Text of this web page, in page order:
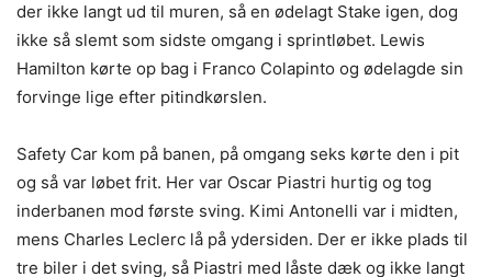
Genstarten på Sao Paulos GP Copyright McLaren Media
der ikke langt ud til muren, så en ødelagt Stake igen, dog
ikke så slemt som sidste omgang i sprintløbet. Lewis
Hamilton kørte op bag i Franco Colapinto og ødelagde sin
forvinge lige efter pitindkørslen.
Safety Car kom på banen, på omgang seks kørte den i pit
og så var løbet frit. Her var Oscar Piastri hurtig og tog
inderbanen mod første sving. Kimi Antonelli var i midten,
mens Charles Leclerc lå på ydersiden. Der er ikke plads til
tre biler i det sving, så Piastri med låste dæk og ikke langt